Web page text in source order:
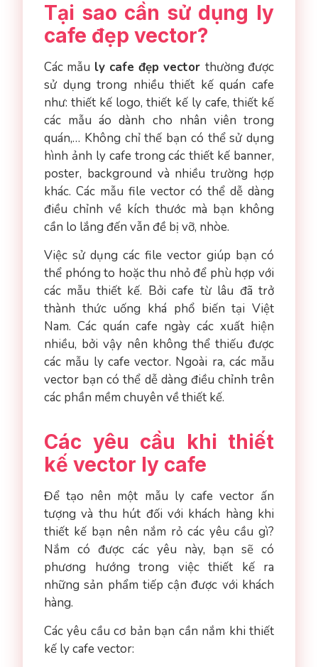
Tại sao cần sử dụng ly
cafe đẹp vector?
Các mẫu ly cafe đẹp vector thường được
sử dụng trong nhiều thiết kế quán cafe
như: thiết kế logo, thiết kế ly cafe, thiết kế
các mẫu áo dành cho nhân viên trong
quán,… Không chỉ thế bạn có thể sử dụng
hình ảnh ly cafe trong các thiết kế banner,
poster, background và nhiều trường hợp
khác. Các mẫu file vector có thể dễ dàng
điều chỉnh về kích thước mà bạn không
cần lo lắng đến vẫn đề bị vỡ, nhòe.
Việc sử dụng các file vector giúp bạn có
thể phóng to hoặc thu nhỏ để phù hợp với
các mẫu thiết kế. Bởi cafe từ lâu đã trở
thành thức uống khá phổ biến tại Việt
Nam. Các quán cafe ngày các xuất hiện
nhiều, bởi vậy nên không thể thiếu được
các mẫu ly cafe vector. Ngoài ra, các mẫu
vector bạn có thể dễ dàng điều chỉnh trên
các phần mềm chuyên về thiết kế.
Các yêu cầu khi thiết
kế vector ly cafe
Để tạo nên một mẫu ly cafe vector ấn
tượng và thu hút đối với khách hàng khi
thiết kế bạn nên nắm rỏ các yêu cầu gì?
Nắm có được các yêu này, bạn sẽ có
phương hướng trong việc thiết kế ra
những sản phẩm tiếp cận được với khách
hàng.
Các yêu cầu cơ bản bạn cần nắm khi thiết
kế ly cafe vector: